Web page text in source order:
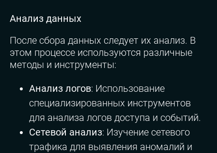
Анализ данных
После сбора данных следует их анализ. В
этом процессе используются различные
методы и инструменты:
Анализ логов: Использование
специализированных инструментов
для анализа логов доступа и событий.
Сетевой анализ: Изучение сетевого
трафика для выявления аномалий и